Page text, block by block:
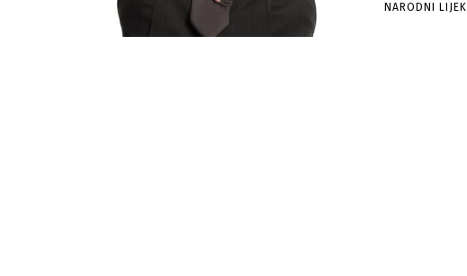
NARODNI LIJEK